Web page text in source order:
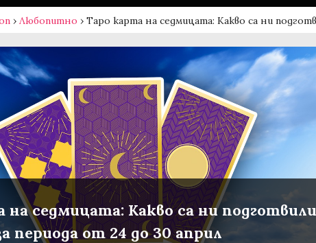
› Любопитно › Таро карта на седмицата: Какво са ни
на седмицата: Какво са ни подготвили
периода от 24 до 30 април